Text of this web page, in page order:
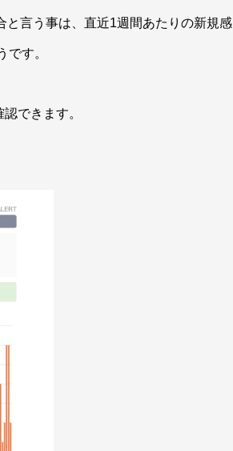
言う事は、直近1週間あたりの新規感
す。
できます。